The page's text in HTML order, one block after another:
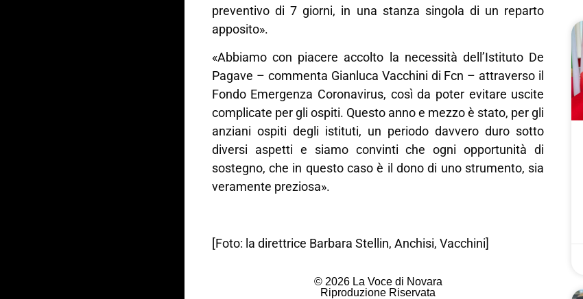
preventivo di 7 giorni, in una stanza singola di un reparto
apposito».
«Abbiamo con piacere accolto la necessità dell’Istituto De
Pagave – commenta Gianluca Vacchini di Fcn – attraverso il
Fondo Emergenza Coronavirus, così da poter evitare uscite
complicate per gli ospiti. Questo anno e mezzo è stato, per gli
anziani ospiti degli istituti, un periodo davvero duro sotto
diversi aspetti e siamo convinti che ogni opportunità di
sostegno, che in questo caso è il dono di uno strumento, sia
veramente preziosa».
[Foto: la direttrice Barbara Stellin, Anchisi, Vacchini]
© 2026 La Voce di Novara
Riproduzione Riservata